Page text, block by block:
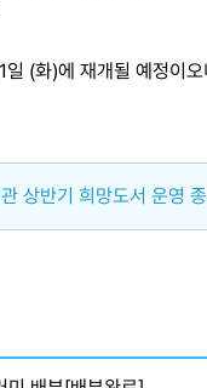
(화)에 재개될 예정이
상반기 희망도서 운영